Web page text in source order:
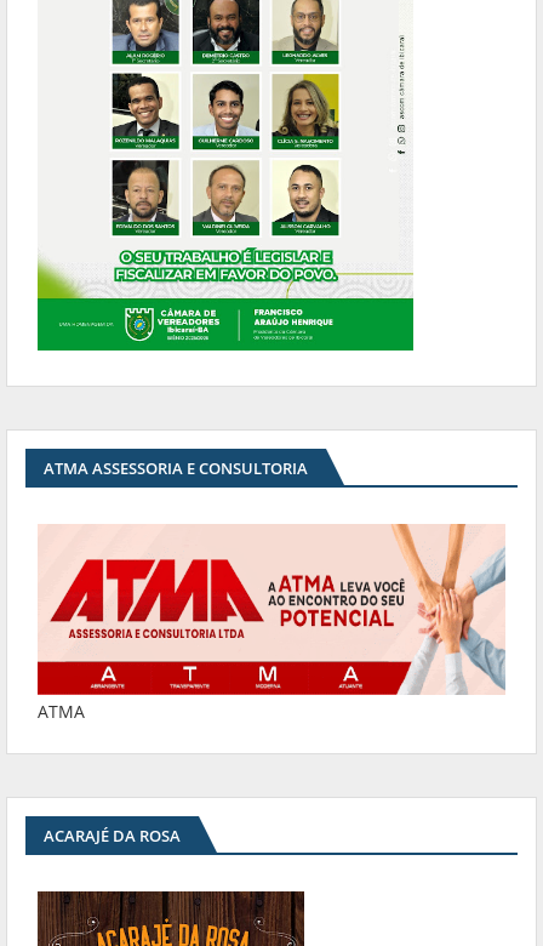
ATMA ASSESSORIA E CONSULTORIA
ATMA
ACARAJÉ DA ROSA